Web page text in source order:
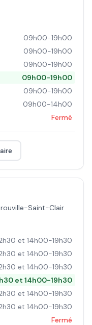
09h00-19h00
09h00-19h00
09h00-19h00
09h00-19h00
09h00-19h00
09h00-14h00
Fermé
Saint-Clair
et 14h00-19h30
et 14h00-19h30
et 14h00-19h30
et 14h00-19h30
et 14h00-19h30
et 14h00-19h30
Fermé